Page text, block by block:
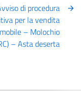
di procedura
per la vendita
– Molochio
– Asta deserta